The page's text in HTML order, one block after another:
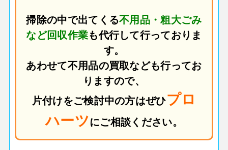
掃除の中で出てくる不用品・粗大ごみ
など回収作業も代行して行っておりま
す。
あわせて不用品の買取なども行ってお
りますので、
片付けをご検討中の方はぜひプロ
ハーツにご相談ください。